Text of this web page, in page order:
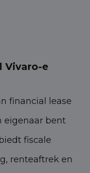
Vivaro-e
financial lease
eigenaar bent
fiscale
renteaftrek en